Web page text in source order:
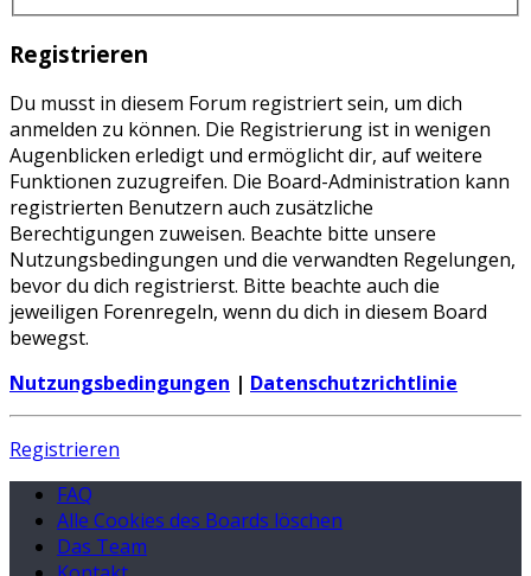
Registrieren
Du musst in diesem Forum registriert sein, um dich
anmelden zu können. Die Registrierung ist in wenigen
Augenblicken erledigt und ermöglicht dir, auf weitere
Funktionen zuzugreifen. Die Board-Administration kann
registrierten Benutzern auch zusätzliche
Berechtigungen zuweisen. Beachte bitte unsere
Nutzungsbedingungen und die verwandten Regelungen,
bevor du dich registrierst. Bitte beachte auch die
jeweiligen Forenregeln, wenn du dich in diesem Board
bewegst.
Nutzungsbedingungen | Datenschutzrichtlinie
Registrieren
FAQ
Alle Cookies des Boards löschen
Das Team